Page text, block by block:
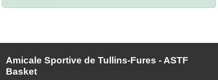
Amicale Sportive de Tullins-Fures - ASTF
Basket